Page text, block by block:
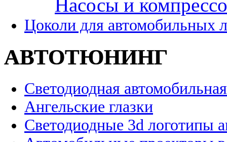
Насосы и
Цоколи для автомобильных
АВТОТЮНИНГ
Светодиодная
Ангельские глазки
Светодиодные 3d логотипы